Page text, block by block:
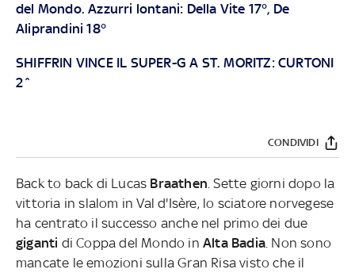
del Mondo. Azzurri lontani: Della Vite 17°, De
Aliprandini 18°
SHIFFRIN VINCE IL SUPER-G A ST. MORITZ: CURTONI
2^
CONDIVIDI
Back to back di Lucas Braathen . Sette giorni dopo la
vittoria in slalom in Val d'Isère, lo sciatore norvegese
ha centrato il successo anche nel primo dei due
giganti di Coppa del Mondo in Alta Badia . Non sono
mancate le emozioni sulla Gran Risa visto che il